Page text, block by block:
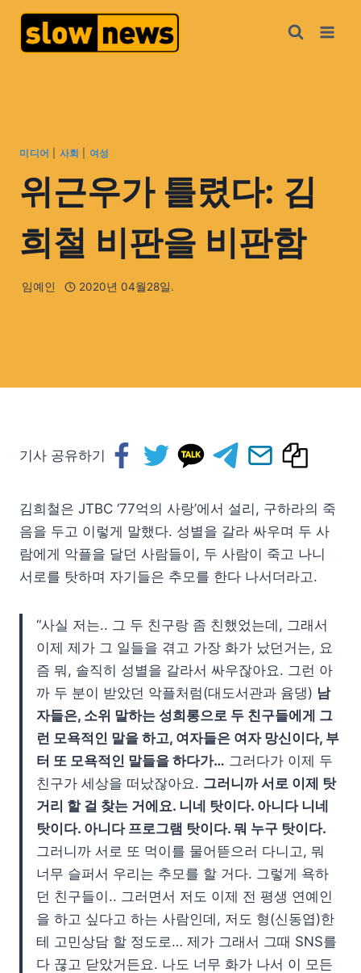
미디어 사회 여성
위근우가 틀렸다: 김
희철 비판을 비판함
임예인 2020년 04월28일.
기사 공유하기
김희철은 JTBC ‘77억의 사랑’에서 설리, 구하라의 죽
음을 두고 이렇게 말했다. 성별을 갈라 싸우며 두 사
람에게 악플을 달던 사람들이, 두 사람이 죽고 나니
서로를 탓하며 자기들은 추모를 한다 나서더라고.
“사실 저는.. 그 두 친구랑 좀 친했었는데, 그래서
이제 제가 그 일들을 겪고 가장 화가 났던거는, 요
즘 뭐, 솔직히 성별을 갈라서 싸우잖아요. 그런 아
까 두 분이 받았던 악플처럼(대도서관과 윰댕) 남
자들은, 소위 말하는 성희롱으로 두 친구들에게 그
런 모욕적인 말을 하고, 여자들은 여자 망신이다, 부
터 또 모욕적인 말들을 하다가… 그러다가 이제 두
친구가 세상을 떠났잖아요. 그러니까 서로 이제 탓
거리 할 걸 찾는 거에요. 니네 탓이다. 아니다 니네
탓이다. 아니다 프로그램 탓이다. 뭐 누구 탓이다.
그러니까 서로 또 먹이를 물어뜯으러 다니고, 뭐
너무 슬퍼서 우리는 추모를 할 거다. 그렇게 욕하
던 친구들이.. 그러면서 저도 이제 전 평생 연예인
을 하고 싶다고 하는 사람인데, 저도 형(신동엽)한
테 고민상담 할 정도로… 제가 그래서 그때 SNS를
다 끊고 닫았거든요. 나도 너무 화가 나서 이 모든